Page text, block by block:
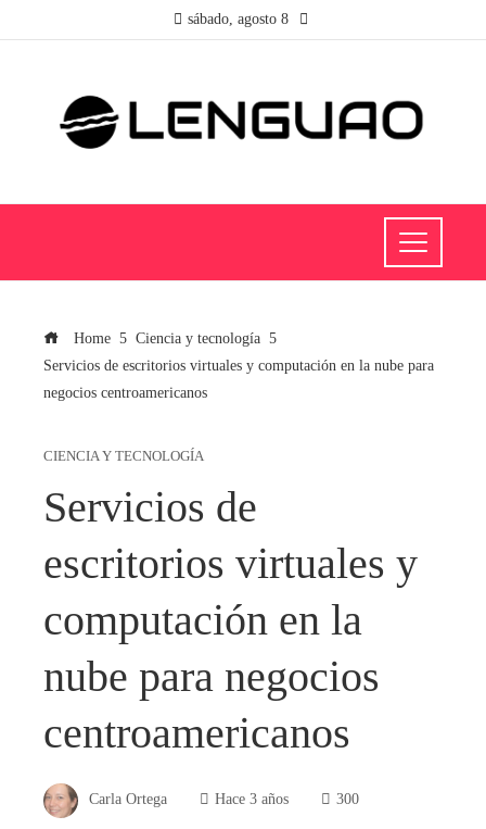
sábado, agosto 8
Home
Ciencia y tecnología
Servicios de escritorios virtuales y computación en la nube para
negocios centroamericanos
CIENCIA Y TECNOLOGÍA
Servicios de
escritorios virtuales y
computación en la
nube para negocios
centroamericanos
Carla Ortega Hace 3 años 300